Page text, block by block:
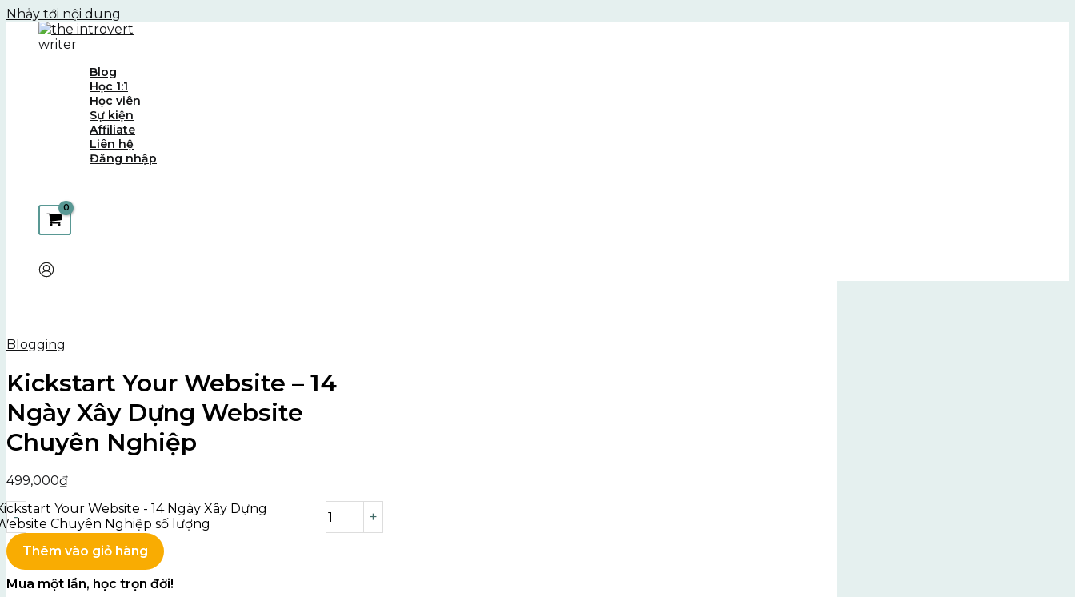
Nhảy tới nội dung
Blog
Học 1:1
Học viên
Sự kiện
Affiliate
Liên hệ
Đăng nhập
Blogging
Kickstart Your Website – 14
Ngày Xây Dựng Website
Chuyên Nghiệp
499,000₫
-
Your Website - 14 Ngày Xây Dựng
Chuyên Nghiệp số lượng
+
Thêm vào giỏ hàng
Mua một lần, học trọn đời!